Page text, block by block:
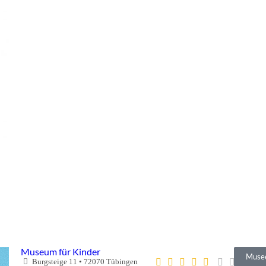
Museum für Kinder
Burgsteige 11 •72070 Tübingen